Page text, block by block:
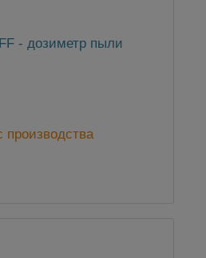
- дозиметр пыли
производства